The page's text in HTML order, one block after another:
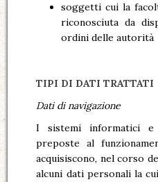
soggetti cui la
riconosciuta da
ordini delle autorità
TIPI DI DATI TRATTATI
Dati di navigazione
I sistemi informatici
preposte al
acquisiscono, nel corso
alcuni dati personali la